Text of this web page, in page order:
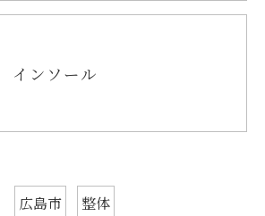
インソール
広島市 整体